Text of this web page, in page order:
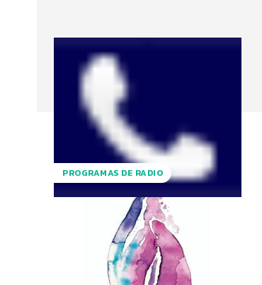
PROGRAMAS DE RADIO